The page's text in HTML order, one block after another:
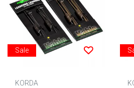
Sale
KORDA